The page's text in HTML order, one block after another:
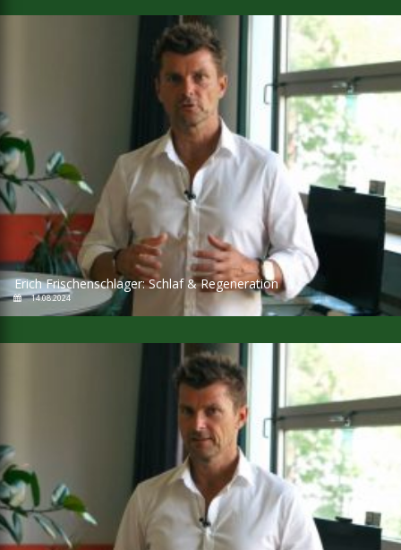
Erich Frischenschlager: Schlaf & Regeneration
14.08.2024